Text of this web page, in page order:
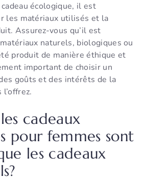
cadeau écologique, il est
les matériaux utilisés et la
Assurez-vous qu’il est
naturels, biologiques ou
produit de manière éthique et
important de choisir un
goûts et des intérêts de la
cadeaux
pour femmes sont
les cadeaux